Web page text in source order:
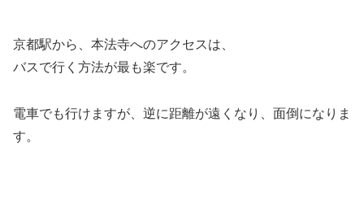
京都駅から、本法寺へのアクセスは、
バスで行く方法が最も楽です。
電車でも行けますが、逆に距離が遠くなり、面倒になりま
す。